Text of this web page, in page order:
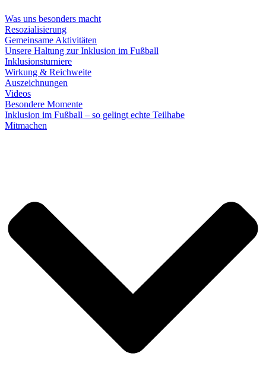
Was uns besonders macht
Resozialisierung
Gemeinsame Aktivitäten
Unsere Haltung zur Inklusion im Fußball
Inklusionsturniere
Wirkung & Reichweite
Auszeichnungen
Videos
Besondere Momente
Inklusion im Fußball – so gelingt echte Teilhabe
Mitmachen